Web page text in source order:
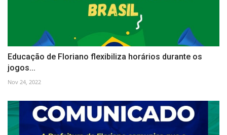
Educação de Floriano flexibiliza horários durante os
jogos...
Nov 24, 2022